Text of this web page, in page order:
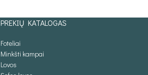
PREKIŲ KATALOGAS
Foteliai
Minkšti kampai
Lovos